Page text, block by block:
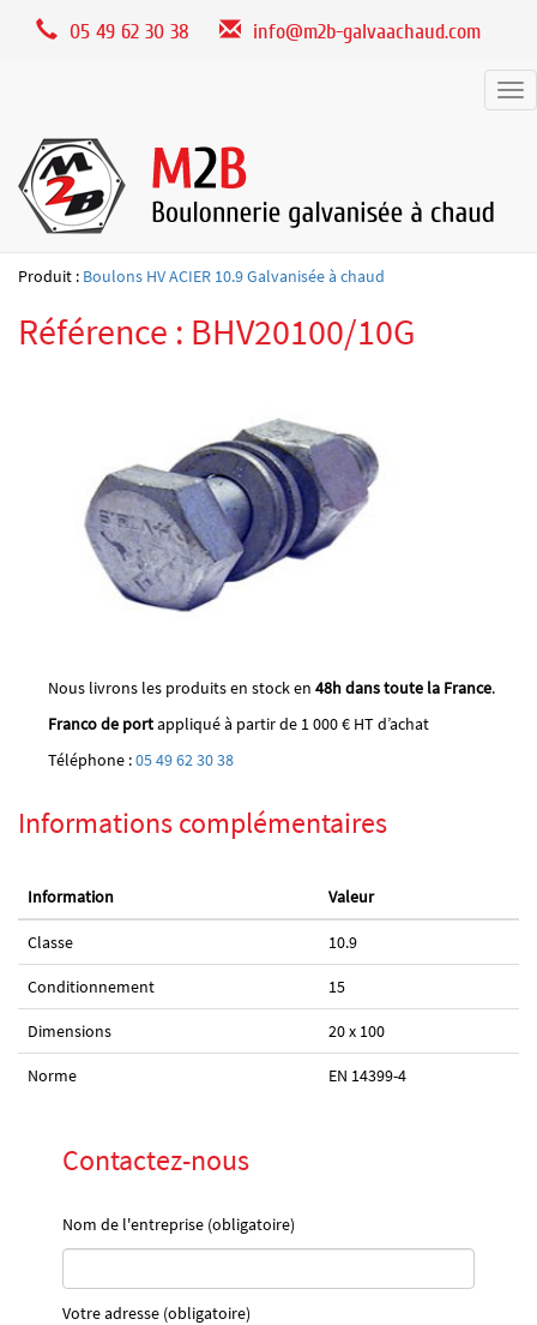
05 49 62 30 38 info@m2b-galvaachaud.com
Produit : Boulons HV ACIER 10.9 Galvanisée à chaud
Référence : BHV20100/10G
Nous livrons les produits en stock en 48h dans toute la France.
Franco de portappliqué à partir de 1 000 € HT d’achat
Téléphone :05 49 62 30 38
Informations complémentaires
Information Valeur
Classe 10.9
Conditionnement 15
Dimensions 20 x 100
Norme EN 14399-4
Contactez-nous
Nom de l'entreprise (obligatoire)
Votre adresse (obligatoire)